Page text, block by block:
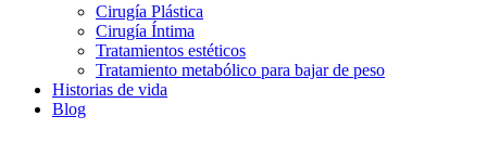
Cirugía Plástica
Cirugía Íntima
Tratamientos estéticos
Tratamiento metabólico para bajar de peso
Historias de vida
Blog